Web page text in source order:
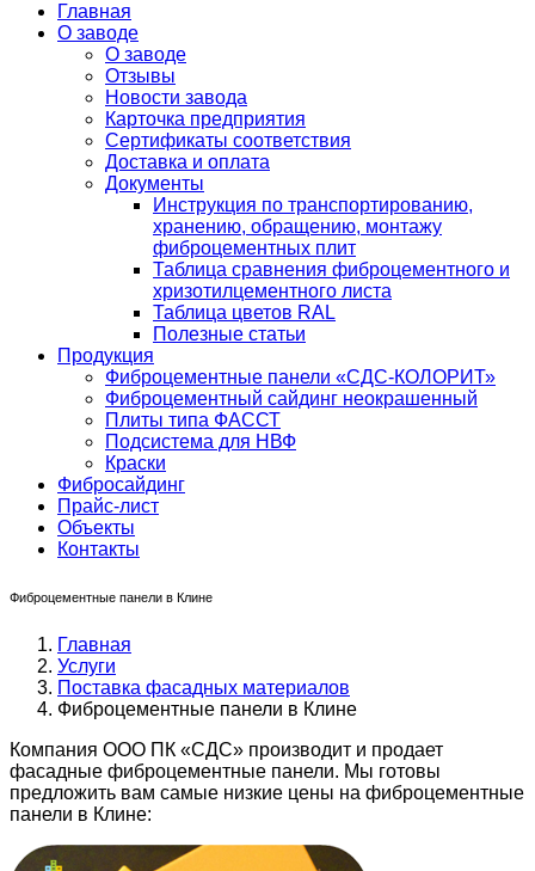
Главная
О заводе
О заводе
Отзывы
Новости завода
Карточка предприятия
Сертификаты соответствия
Доставка и оплата
Документы
Инструкция по транспортированию,
хранению, обращению, монтажу
фиброцементных плит
Таблица сравнения фиброцементного и
хризотилцементного листа
Таблица цветов RAL
Полезные статьи
Продукция
Фиброцементные панели «СДС-КОЛОРИТ»
Фиброцементный сайдинг неокрашенный
Плиты типа ФАССТ
Подсистема для НВФ
Краски
Фибросайдинг
Прайс-лист
Объекты
Контакты
Фиброцементные панели в Клине
Главная
Услуги
Поставка фасадных материалов
Фиброцементные панели в Клине
Компания ООО ПК «СДС» производит и продает
фасадные фиброцементные панели. Мы готовы
предложить вам самые низкие цены на фиброцементные
панели в Клине: